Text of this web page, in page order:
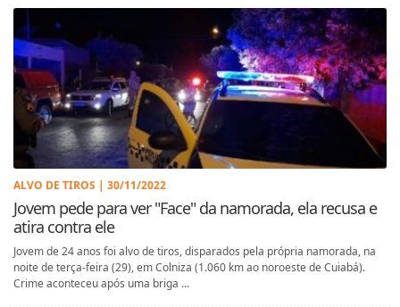
ALVO DE TIROS | 30/11/2022
Jovem pede para ver "Face" da namorada, ela recusa e
atira contra ele
Jovem de 24 anos foi alvo de tiros, disparados pela própria namorada, na
noite de terça-feira (29), em Colniza (1.060 km ao noroeste de Cuiabá).
Crime aconteceu após uma briga ...